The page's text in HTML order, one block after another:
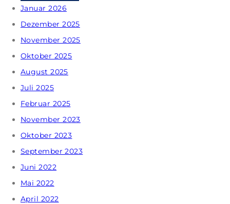
Januar 2026
Dezember 2025
November 2025
Oktober 2025
August 2025
Juli 2025
Februar 2025
November 2023
Oktober 2023
September 2023
Juni 2022
Mai 2022
April 2022